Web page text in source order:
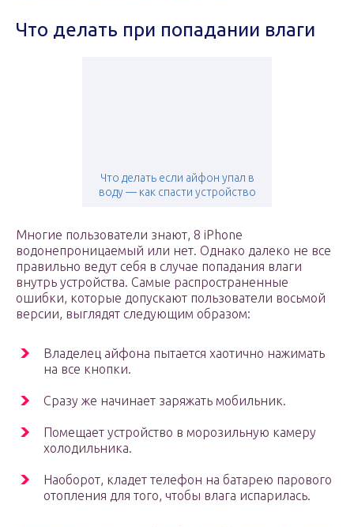
Что делать при попадании влаги
Что делать если айфон упал в
воду — как спасти устройство
Многие пользователи знают, 8 iPhone
водонепроницаемый или нет. Однако далеко не все
правильно ведут себя в случае попадания влаги
внутрь устройства. Самые распространенные
ошибки, которые допускают пользователи восьмой
версии, выглядят следующим образом:
Владелец айфона пытается хаотично нажимать
на все кнопки.
Сразу же начинает заряжать мобильник.
Помещает устройство в морозильную камеру
холодильника.
Наоборот, кладет телефон на батарею парового
отопления для того, чтобы влага испарилась.